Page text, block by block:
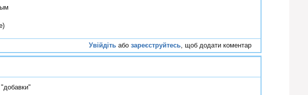
Увійдіть або зареєструйтесь, щоб додати коментар